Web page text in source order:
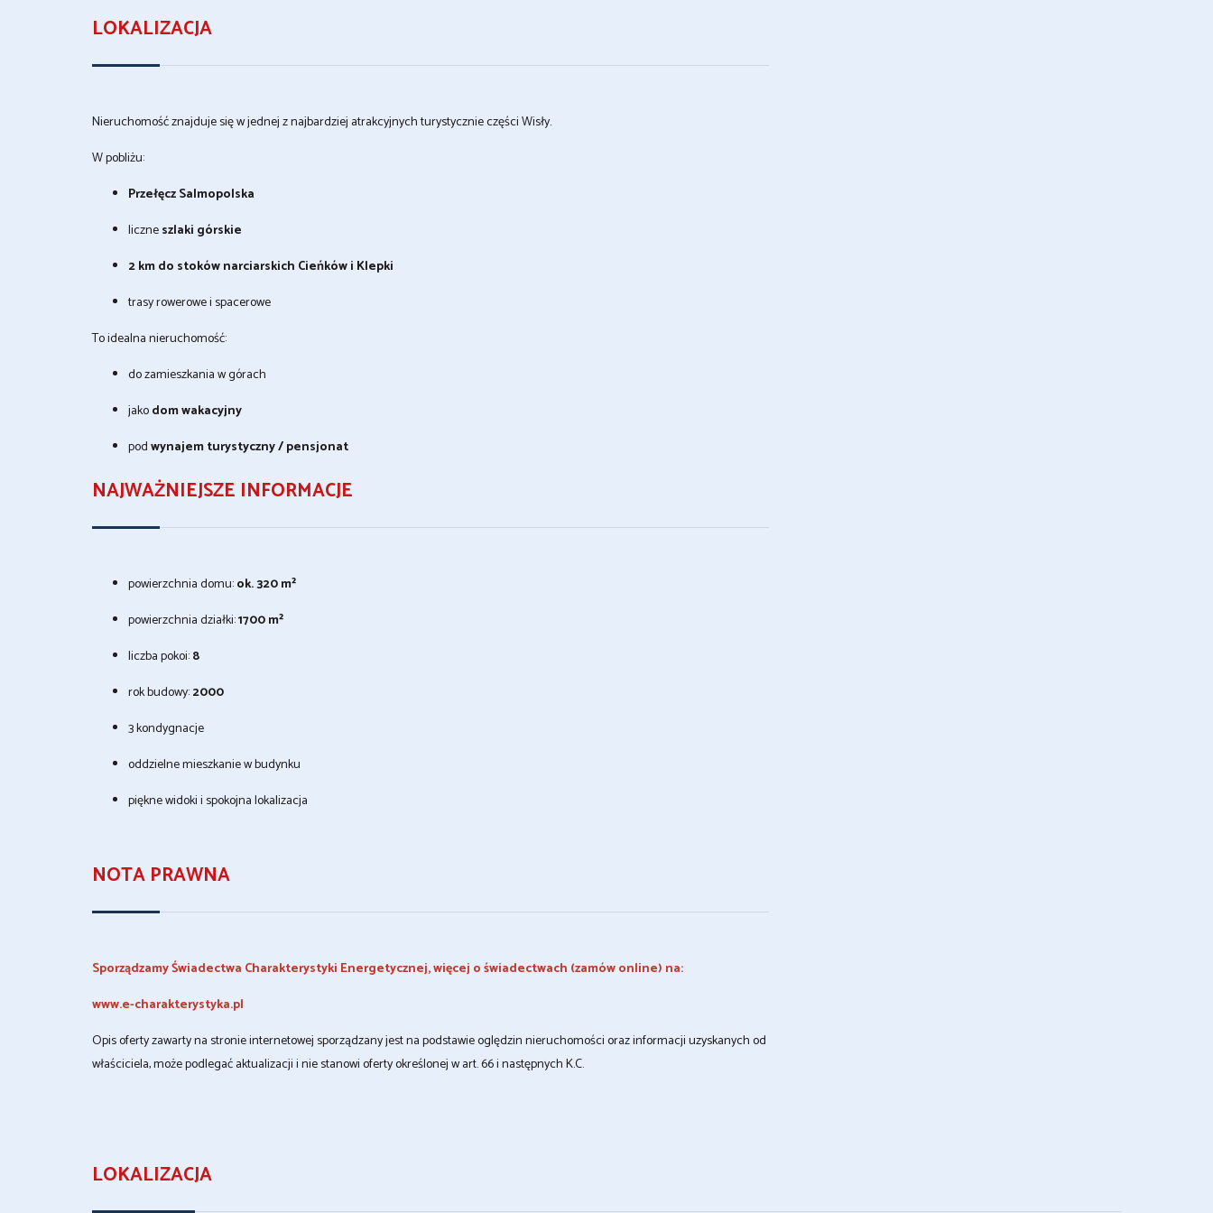
LOKALIZACJA
Nieruchomość znajduje się w jednej z najbardziej atrakcyjnych turystycznie części Wisły.
W pobliżu:
Przełęcz Salmopolska
liczneszlaki górskie
2 km do stoków narciarskich Cieńków i Klepki
trasy rowerowe i spacerowe
To idealna nieruchomość:
do zamieszkania w górach
jakodom wakacyjny
podwynajem turystyczny / pensjonat
NAJWAŻNIEJSZE INFORMACJE
powierzchnia domu:ok. 320 m²
powierzchnia działki:1700 m²
liczba pokoi:8
rok budowy:2000
3 kondygnacje
oddzielne mieszkanie w budynku
piękne widoki i spokojna lokalizacja
NOTA PRAWNA
Sporządzamy Świadectwa Charakterystyki Energetycznej, więcej o świadectwach (zamów online) na:
www.e-charakterystyka.pl
Opis oferty zawarty na stronie internetowej sporządzany jest na podstawie oględzin nieruchomości oraz informacji uzyskanych od
właściciela, może podlegać aktualizacji i nie stanowi oferty określonej w art. 66 i następnych K.C.
LOKALIZACJA